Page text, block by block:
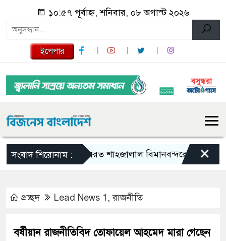
১০:৫৭ পূর্বাহ্ন, শনিবার, ০৮ অগাস্ট ২০২৬
ইপেপার
সংবাদ শিরোনাম :হযরত শাহজালাল বিমানবন্দরে বলাকা×
প্রচ্ছদ Lead News 1 ,রাজনীতি
বর্ষীয়ান রাজনীতিবিদ তোফায়েল আহমেদ মারা গেছেন